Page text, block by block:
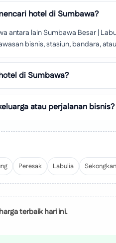
hotel di Sumbawa?
antara lain Sumbawa Besar |
bisnis, stasiun, bandara,
di Sumbawa?
atau perjalanan bisnis?
Peresak Labulia
terbaik hari ini.